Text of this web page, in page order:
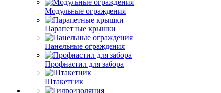
Модульные ограждения
Парапетные крышки
Панельные ограждения
Профнастил для забора
Штакетник